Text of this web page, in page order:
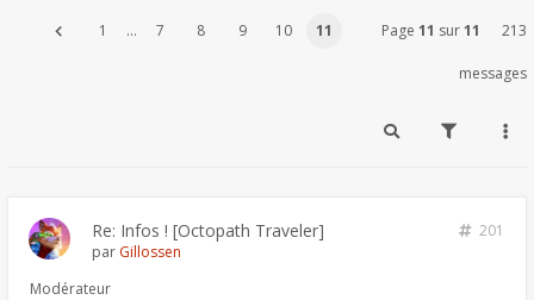
1 … 7 8 9 10 11 Page 11 sur11 213
messages
Re: Infos ! [Octopath Traveler]
201
par Gillossen
Modérateur